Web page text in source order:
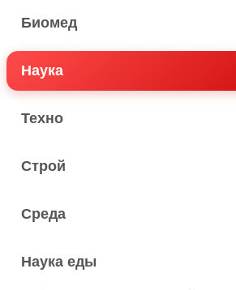
Биомед
Наука
Техно
Строй
Среда
Наука еды